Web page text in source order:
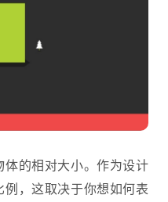
的相对大小。作为设计
，这取决于你想如何表